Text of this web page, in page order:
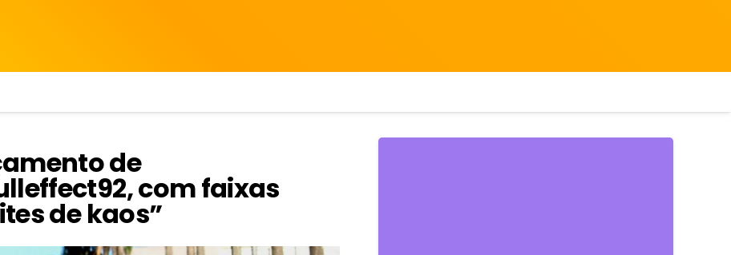
de
com faixas
de kaos”